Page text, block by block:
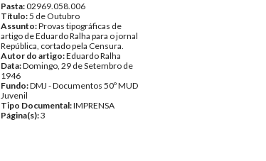
Pasta:02969.058.006
Título:5 de Outubro
Assunto:Provas tipográficas de
artigo de Eduardo Ralha para o jornal
República, cortado pela Censura.
Autor do artigo:Eduardo Ralha
Data:Domingo, 29 de Setembro de
1946
Fundo:DMJ - Documentos 50º MUD
Juvenil
Tipo Documental:IMPRENSA
Página(s):3